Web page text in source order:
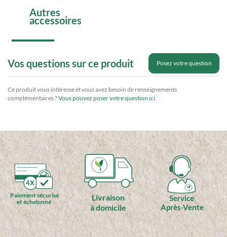
Autres
accessoires
Vos questions sur ce produit Posez votre question
Ce produit vous intéresse et vous avez besoin de renseignements
complémentaires ?Vous pouvez poser votre question ici
4X
Paiement sécurisé
et échelonné
Livraison
à domicile
Service
Après-Vente